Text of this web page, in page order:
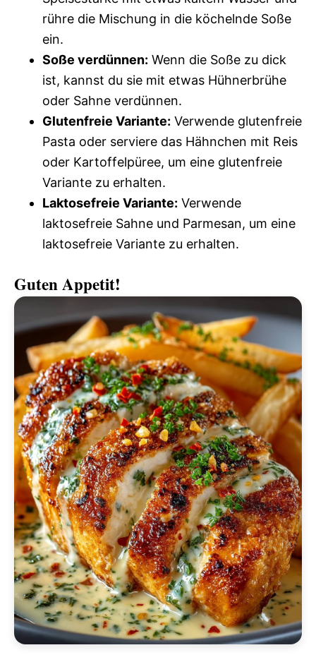
rühre die Mischung in die köchelnde Soße
ein.
Soße verdünnen: Wenn die Soße zu dick
ist, kannst du sie mit etwas Hühnerbrühe
oder Sahne verdünnen.
Glutenfreie Variante: Verwende glutenfreie
Pasta oder serviere das Hähnchen mit Reis
oder Kartoffelpüree, um eine glutenfreie
Variante zu erhalten.
Laktosefreie Variante: Verwende
laktosefreie Sahne und Parmesan, um eine
laktosefreie Variante zu erhalten.
Guten Appetit!